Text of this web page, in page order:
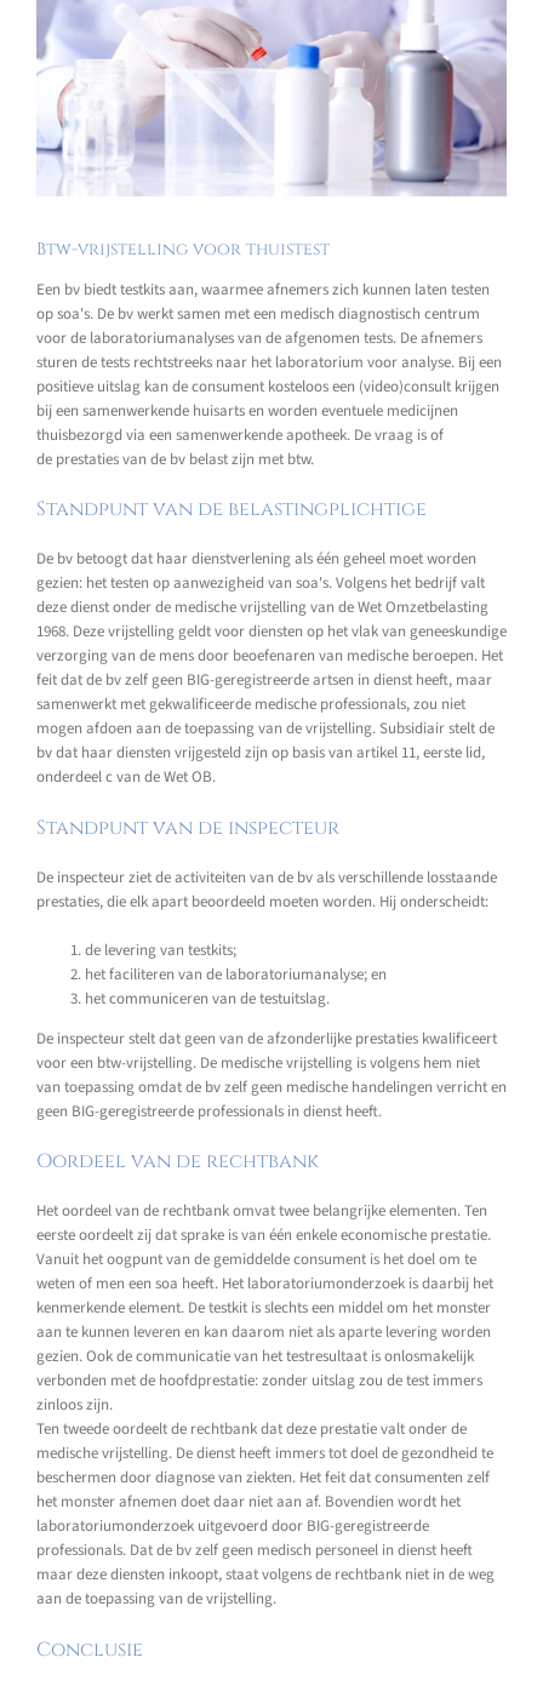
Btw-vrijstelling voor thuistest
Een bv biedt testkits aan, waarmee afnemers zich kunnen laten testen
op soa's. De bv werkt samen met een medisch diagnostisch centrum
voor de laboratoriumanalyses van de afgenomen tests. De afnemers
sturen de tests rechtstreeks naar het laboratorium voor analyse. Bij een
positieve uitslag kan de consument kosteloos een (video)consult krijgen
bij een samenwerkende huisarts en worden eventuele medicijnen
thuisbezorgd via een samenwerkende apotheek. De vraag is of
de prestaties van de bv belast zijn met btw.
Standpunt van de belastingplichtige
De bv betoogt dat haar dienstverlening als één geheel moet worden
gezien: het testen op aanwezigheid van soa's. Volgens het bedrijf valt
deze dienst onder de medische vrijstelling van de Wet Omzetbelasting
1968. Deze vrijstelling geldt voor diensten op het vlak van geneeskundige
verzorging van de mens door beoefenaren van medische beroepen. Het
feit dat de bv zelf geen BIG-geregistreerde artsen in dienst heeft, maar
samenwerkt met gekwalificeerde medische professionals, zou niet
mogen afdoen aan de toepassing van de vrijstelling. Subsidiair stelt de
bv dat haar diensten vrijgesteld zijn op basis van artikel 11, eerste lid,
onderdeel c van de Wet OB.
Standpunt van de inspecteur
De inspecteur ziet de activiteiten van de bv als verschillende losstaande
prestaties, die elk apart beoordeeld moeten worden. Hij onderscheidt:
de levering van testkits;
het faciliteren van de laboratoriumanalyse; en
het communiceren van de testuitslag.
De inspecteur stelt dat geen van de afzonderlijke prestaties kwalificeert
voor een btw-vrijstelling. De medische vrijstelling is volgens hem niet
van toepassing omdat de bv zelf geen medische handelingen verricht en
geen BIG-geregistreerde professionals in dienst heeft.
Oordeel van de rechtbank
Het oordeel van de rechtbank omvat twee belangrijke elementen. Ten
eerste oordeelt zij dat sprake is van één enkele economische prestatie.
Vanuit het oogpunt van de gemiddelde consument is het doel om te
weten of men een soa heeft. Het laboratoriumonderzoek is daarbij het
kenmerkende element. De testkit is slechts een middel om het monster
aan te kunnen leveren en kan daarom niet als aparte levering worden
gezien. Ook de communicatie van het testresultaat is onlosmakelijk
verbonden met de hoofdprestatie: zonder uitslag zou de test immers
zinloos zijn.
Ten tweede oordeelt de rechtbank dat deze prestatie valt onder de
medische vrijstelling. De dienst heeft immers tot doel de gezondheid te
beschermen door diagnose van ziekten. Het feit dat consumenten zelf
het monster afnemen doet daar niet aan af. Bovendien wordt het
laboratoriumonderzoek uitgevoerd door BIG-geregistreerde
professionals. Dat de bv zelf geen medisch personeel in dienst heeft
maar deze diensten inkoopt, staat volgens de rechtbank niet in de weg
aan de toepassing van de vrijstelling.
Conclusie